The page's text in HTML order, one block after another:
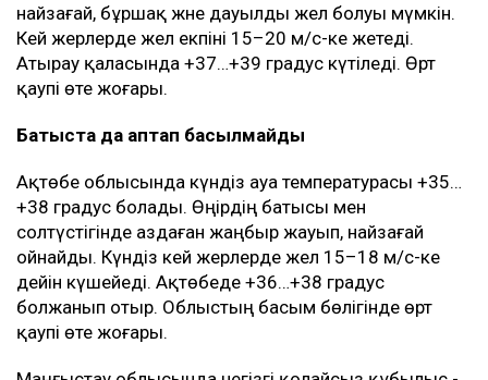
найзағай, бұршақ және дауылды жел болуы мүмкін.
Кей жерлерде жел екпіні 15–20 м/с-ке жетеді.
Атырау қаласында +37…+39 градус күтіледі. Өрт
қаупі өте жоғары.
Батыста да аптап басылмайды
Ақтөбе облысында күндіз ауа температурасы +35…
+38 градус болады. Өңірдің батысы мен
солтүстігінде аздаған жаңбыр жауып, найзағай
ойнайды. Күндіз кей жерлерде жел 15–18 м/с-ке
дейін күшейеді. Ақтөбеде +36…+38 градус
болжанып отыр. Облыстың басым бөлігінде өрт
қаупі өте жоғары.